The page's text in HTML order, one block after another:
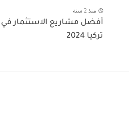
منذ 2 سنة
أفضل مشاريع الاستثمار في
تركيا 2024